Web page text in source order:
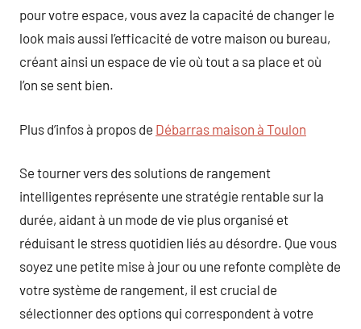
pour votre espace, vous avez la capacité de changer le
look mais aussi l’efficacité de votre maison ou bureau,
créant ainsi un espace de vie où tout a sa place et où
l’on se sent bien.
Plus d’infos à propos de Débarras maison à Toulon
Se tourner vers des solutions de rangement
intelligentes représente une stratégie rentable sur la
durée, aidant à un mode de vie plus organisé et
réduisant le stress quotidien liés au désordre. Que vous
soyez une petite mise à jour ou une refonte complète de
votre système de rangement, il est crucial de
sélectionner des options qui correspondent à votre